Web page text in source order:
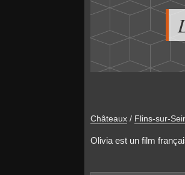
Châteaux / Flins-sur-
Olivia est un film